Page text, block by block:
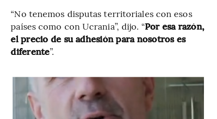
“No tenemos disputas territoriales con esos
países como con Ucrania”, dijo. “Por esa razón,
el precio de su adhesión para nosotros es
diferente”.